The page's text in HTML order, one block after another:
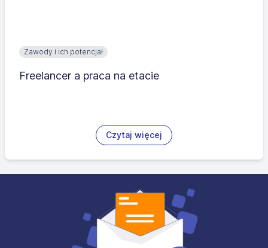
Zawody i ich potencjał
Freelancer a praca na etacie
Czytaj więcej